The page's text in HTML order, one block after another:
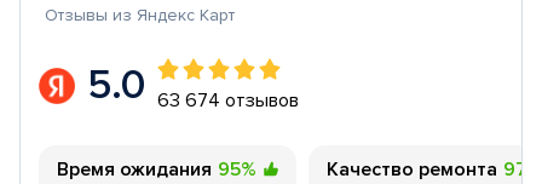
Отзывы из Яндекс Карт
5.0 63 674 отзывов
Время ожидания 95% Качество ремонта 97%